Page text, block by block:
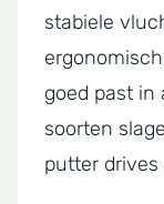
stabiele
goed past in
soorten
putter